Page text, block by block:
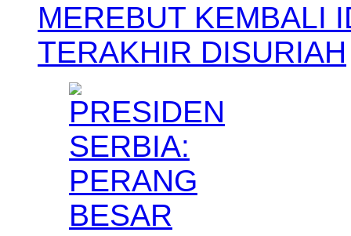
MEREBUT KEMBALI
TERAKHIR DISURIAH